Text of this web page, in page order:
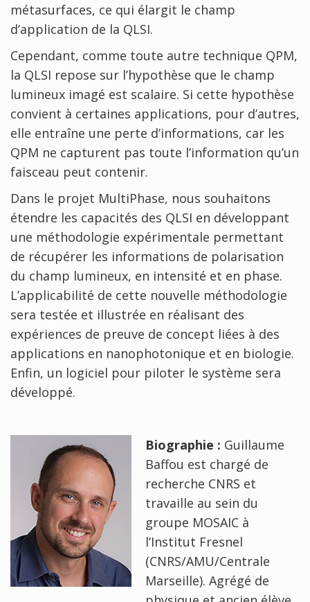
métasurfaces, ce qui élargit le champ
d’application de la QLSI.
Cependant, comme toute autre technique QPM,
la QLSI repose sur l’hypothèse que le champ
lumineux imagé est scalaire. Si cette hypothèse
convient à certaines applications, pour d’autres,
elle entraîne une perte d’informations, car les
QPM ne capturent pas toute l’information qu’un
faisceau peut contenir.
Dans le projet MultiPhase, nous souhaitons
étendre les capacités des QLSI en développant
une méthodologie expérimentale permettant
de récupérer les informations de polarisation
du champ lumineux, en intensité et en phase.
L’applicabilité de cette nouvelle méthodologie
sera testée et illustrée en réalisant des
expériences de preuve de concept liées à des
applications en nanophotonique et en biologie.
Enfin, un logiciel pour piloter le système sera
développé.
Biographie : Guillaume
Baffou est chargé de
recherche CNRS et
travaille au sein du
groupe MOSAIC à
l’Institut Fresnel
(CNRS/AMU/Centrale
Marseille). Agrégé de